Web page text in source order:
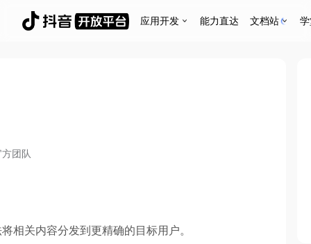
应用开发 能力直达 文档站
团队
相关内容分发到更精确的目标用户。